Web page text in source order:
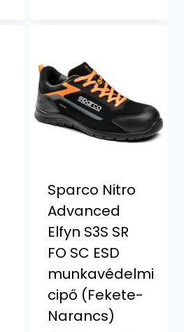
Sparco Nitro
Advanced
Elfyn S3S SR
FO SC ESD
munkavédelmi
cipő (Fekete-
Narancs)